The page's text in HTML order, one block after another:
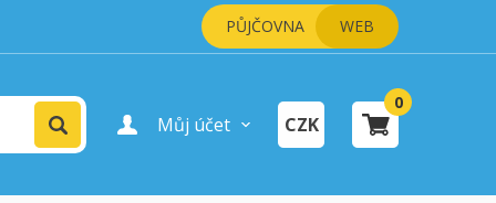
PŮJČOVNA WEB
Vyhledat
Můj účet CZK
0